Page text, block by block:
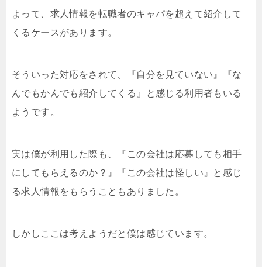
よって、求人情報を転職者のキャパを超えて紹介して
くるケースがあります。
そういった対応をされて、『自分を見ていない』『な
んでもかんでも紹介してくる』と感じる利用者もいる
ようです。
実は僕が利用した際も、『この会社は応募しても相手
にしてもらえるのか？』『この会社は怪しい』と感じ
る求人情報をもらうこともありました。
しかしここは考えようだと僕は感じています。